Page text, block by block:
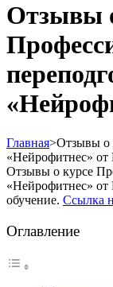
Отзывы
Главная>Отзывы о
«Нейрофитнес»
Отзывы о курсе
«Нейрофитнес»
обучение. Ссылка
Оглавление